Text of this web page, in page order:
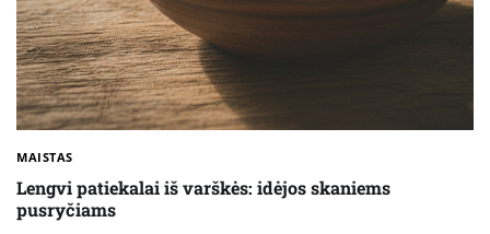
MAISTAS
Lengvi patiekalai iš varškės: idėjos skaniems
pusryčiams